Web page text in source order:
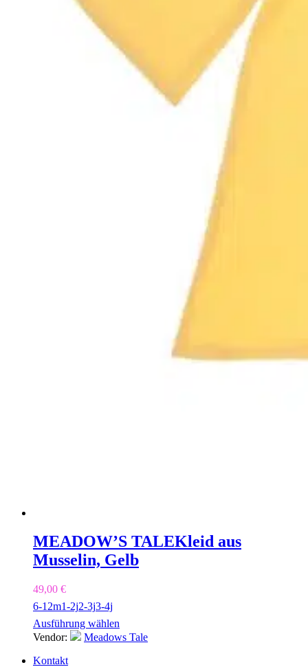
MEADOW’S TALEKleid aus
Musselin, Gelb
49,00 €
6-12m1-2j2-3j3-4j
Ausführung wählen
Vendor:
Meadows Tale
Kontakt